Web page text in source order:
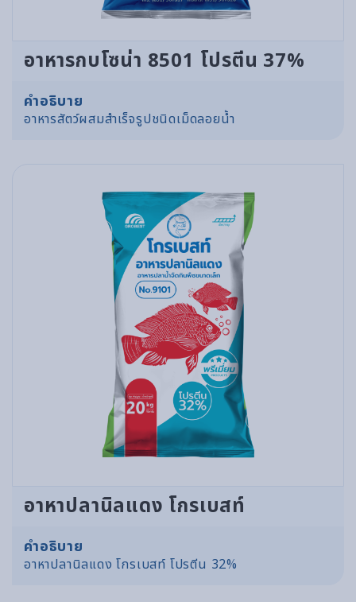
อาหารกบโซน่า 8501 โปรตีน 37%
คำอธิบาย
อาหารสัตว์ผสมสำเร็จรูปชนิดเม็ดลอยน้ำ
อาหาปลานิลแดง โกรเบสท์
คำอธิบาย
อาหาปลานิลแดง โกรเบสท์ โปรตีน 32%